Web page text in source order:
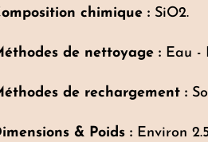
chimique :SiO2.
de nettoyage :Eau -
de rechargement :
& Poids :Environ